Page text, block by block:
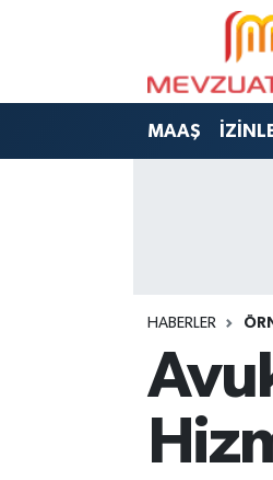
MAAŞ
HABERLER